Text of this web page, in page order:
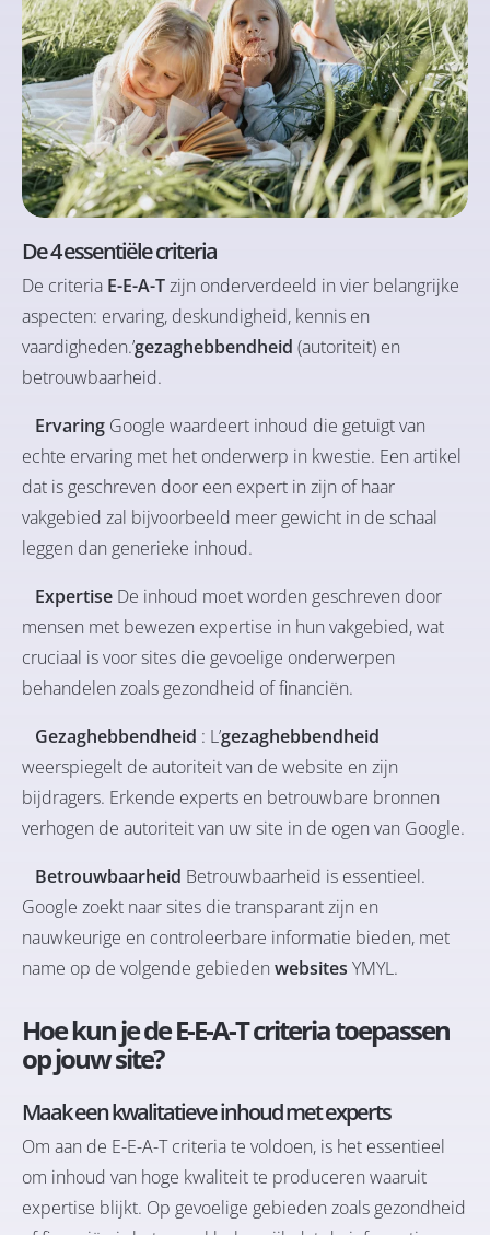
De 4 essentiële criteria
De criteria E-E-A-Tzijn onderverdeeld in vier belangrijke
aspecten: ervaring, deskundigheid, kennis en
vaardigheden.’gezaghebbendheid (autoriteit) en
betrouwbaarheid.
Ervaring Google waardeert inhoud die getuigt van
echte ervaring met het onderwerp in kwestie. Een artikel
dat is geschreven door een expert in zijn of haar
vakgebied zal bijvoorbeeld meer gewicht in de schaal
leggen dan generieke inhoud.
Expertise De inhoud moet worden geschreven door
mensen met bewezen expertise in hun vakgebied, wat
cruciaal is voor sites die gevoelige onderwerpen
behandelen zoals gezondheid of financiën.
Gezaghebbendheid : L’gezaghebbendheid
weerspiegelt de autoriteit van de website en zijn
bijdragers. Erkende experts en betrouwbare bronnen
verhogen de autoriteit van uw site in de ogen van Google.
Betrouwbaarheid Betrouwbaarheid is essentieel.
Google zoekt naar sites die transparant zijn en
nauwkeurige en controleerbare informatie bieden, met
name op de volgende gebieden websites YMYL.
Hoe kun je de E-E-A-T criteria toepassen
op jouw site?
Maak eenkwalitatieve inhoudmet experts
Om aan de E-E-A-T criteria te voldoen, is het essentieel
om inhoud van hoge kwaliteit te produceren waaruit
expertise blijkt. Op gevoelige gebieden zoals gezondheid